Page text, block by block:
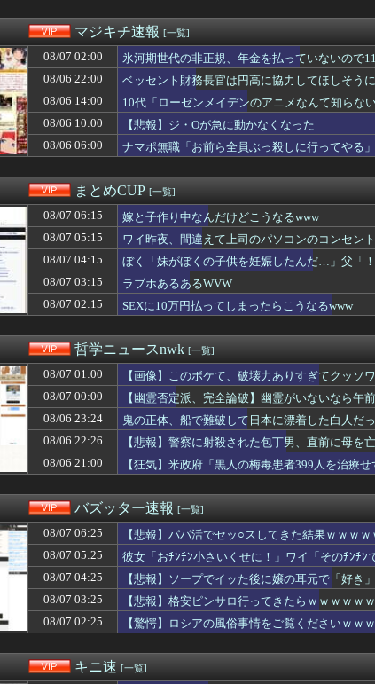
【興奮】発情期の嫁のマ○コをチ◯コで擦りまくった結果ｗｗ
「サウダージ」とかいうサウダージでしか聞いたことない言葉
【悲報】格安ピンサロ行ってきたらｗｗｗｗｗｗｗｗｗｗｗ
ラブホあるあるWVW
米穀商社の木徳神糧、4-6月期経常利益が前年同期比97.7％減
【悲報】ワイ、上司、新入社員がスタバでパソコンやって企業
【朗報】プチプチで有名な川上産業、社名を「プチプチ株式会
FIRE達成者「とにかく暇になり非生産的で地獄」
【悲報】今のアニメ、女に自分の趣味をやらせる系から女に
「プチプチ」を製造販売している川上産業、「プチプチ株式会
【驚愕】ロシアの風俗事情をご覧くださいｗｗｗｗｗｗｗｗｗ
幼少ワイ「ワインってぶどうジュースの上位互換なんやろなぁ
SEXに10万円払ってしまったらこうなるwww
シカホワ村上宗隆、通訳なしで普通に会話。コーチ「今10段
【画像】道頓堀女子「暑すぎて服脱ごうかと思った」･･･････
【動画】謎の女剣士が陰好み
【速報】れいわ新選組、さん、「いのちの党」に改名ｗｗｗｗ
【画像】スレンダー美脚、とんでもないダンスを披露してし
【画像】1760円のラブライブカレーｗｗｗｗｗｗｗｗｗｗｗ
氷河期世代の非正規、年金を払っていないので11年後には生
板橋の花火大会にAV女優松本いちかと新井リマおって草
【悲報】高市早苗に逆らった財務官僚、異例の左遷ｗｗｗｗｗ
【悲報】クロちゃん、とち狂ったツイートをするｗｗｗｗｗ
【悲報】タクシー運転手、儲かりまくることが判明ｗｗｗｗｗ
【悲報】タクシー運転手、儲かりまくることが判明ｗｗｗｗ
【画像】小松菜奈（30歳・168cm）、子持ち⇒♡♡♡♡
【動画】さり気なくおっぱい見せる女の子ｗｗｗｗｗｗｗｗｗ
ワイの妻(35)、町内会の掃除から汗だくで帰宅ｗｗｗｗｗｗ
高級豆腐ワイ「150g×2丁で250円か…高いけど美味そうだし一
女子っていい匂いするはずなのに、初めてデリ呼んで嬢を嗅
近所のコープにいる爺さん、隙あらば他人のカゴに商品を入
【画像】爆乳素人JKさん、限界突破ｗｗｗwｗｗｗｗｗｗｗ
ジャンポケ斉藤の被害女性「バウムクーヘン売ったりTikTok
【政治】れいわ新選組、「いのちの党」に改名
【画像】私のパンツギリギリ見えない写真載せるわ⇒ｗｗｗ
【悲報】小学館、「更生」という概念を否定してしまう
【画像】あのちゃんの近影、ガチで終わる
年商10億円を超える「ひとり親方」が激増、Mac miniを大量
マジキチ速報 [一覧]
08/07 02:00
氷河期世代の非正規、年金を払っていないので
08/06 22:00
ベッセント財務長官は円高に協力してほしそう
08/06 14:00
10代「ローゼンメイデンのアニメなんて知らな
08/06 10:00
【悲報】ジ・Oが急に動かなくなった
08/06 06:00
ナマポ無職「お前ら全員ぶっ殺しに行ってやる
まとめCUP [一覧]
08/07 06:15
嫁と子作り中なんだけどこうなるwww
08/07 05:15
ワイ昨夜、間違えて上司のパソコンのコンセン
08/07 04:15
ぼく「妹がぼくの子供を妊娠したんだ…」父「
08/07 03:15
ラブホあるあるWVW
08/07 02:15
SEXに10万円払ってしまったらこうなるwww
哲学ニュースnwk [一覧]
08/07 01:00
【画像】このボケて、破壊力ありすぎてクッソ
08/07 00:00
【幽霊否定派、完全論破】幽霊がいないなら午
08/06 23:24
鬼の正体、船で難破して日本に漂着した白人だ
08/06 22:26
【悲報】警察に射殺された包丁男、直前に母を
08/06 21:00
【狂気】米政府「黒人の梅毒患者399人を治療
バズッター速報 [一覧]
08/07 06:25
【悲報】パパ活でセッ○スしてきた結果ｗｗｗ
08/07 05:25
彼女「おﾁﾝﾁﾝ小さいくせに！」ワイ「そのﾁﾝﾁ
08/07 04:25
【悲報】ソープでイッた後に嬢の耳元で「好き
08/07 03:25
【悲報】格安ピンサロ行ってきたらｗｗｗｗｗ
08/07 02:25
【驚愕】ロシアの風俗事情をご覧くださいｗｗ
キニ速 [一覧]